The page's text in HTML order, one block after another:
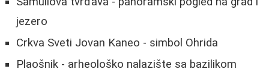
jezero
Crkva Sveti Jovan Kaneo - simbol Ohrida
Plaošnik - arheološko nalazište sa bazilikom